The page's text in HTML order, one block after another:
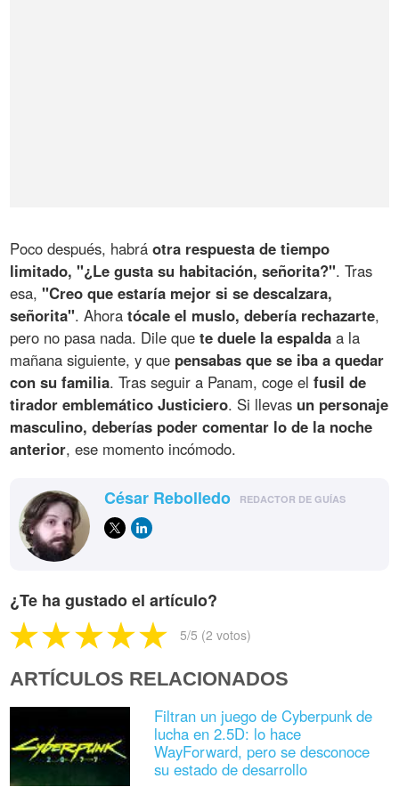
Poco después, habráotra respuesta de tiempo
limitado, "¿Le gusta su habitación, señorita?". Tras
esa,"Creo que estaría mejor si se descalzara,
señorita". Ahoratócale el muslo, debería rechazarte,
pero no pasa nada. Dile quete duele la espalda a la
mañana siguiente, y que pensabas que se iba a quedar
con su familia. Tras seguir a Panam, coge elfusil de
tirador emblemático Justiciero. Si llevas un personaje
masculino, deberías poder comentar lo de la noche
anterior, ese momento incómodo.
César Rebolledo REDACTOR DE GUÍAS
¿Te ha gustado el artículo?
5/5 (2 votos)
ARTÍCULOS RELACIONADOS
Filtran un juego de Cyberpunk de
lucha en 2.5D: lo hace
WayForward, pero se desconoce
su estado de desarrollo